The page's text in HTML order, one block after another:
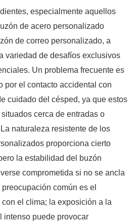
especialmente aquellos
de acero personalizado
de correo personalizado, a
variedad de desafíos exclusivos
Un problema frecuente es
por el contacto accidental con
cuidado del césped, ya que estos
cerca de entradas o
naturaleza resistente de los
proporciona cierto
la estabilidad del buzón
comprometida si no se ancla
común es el
el clima; la exposición a la
intenso puede provocar